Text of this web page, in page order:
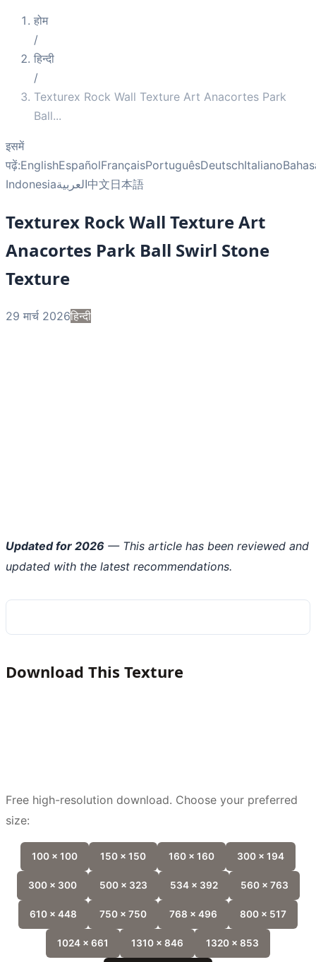
होम
/
हिन्दी
/
Texturex Rock Wall Texture Art Anacortes Park
Ball...
इसमें
पढ़ें:EnglishEspañolFrançaisPortuguêsDeutschItaliano
Indonesiaالعربية中文日本語
Texturex Rock Wall Texture Art
Anacortes Park Ball Swirl Stone
Texture
29 मार्च 2026हिन्दी
Updated for 2026 — This article has been reviewed and
updated with the latest recommendations.
Download This Texture
Free high-resolution download. Choose your preferred
size:
100 x 100 150 x 150 160 x 160 300 x 194
300 x 300 500 x 323 534 x 392 560 x 763
610 x 448 750 x 750 768 x 496 800 x 517
1024 x 661 1310 x 846 1320 x 853